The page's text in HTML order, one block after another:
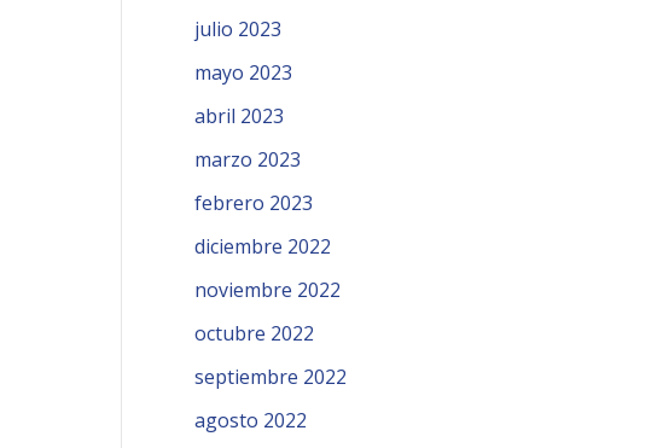
julio 2023
mayo 2023
abril 2023
marzo 2023
febrero 2023
diciembre 2022
noviembre 2022
octubre 2022
septiembre 2022
agosto 2022